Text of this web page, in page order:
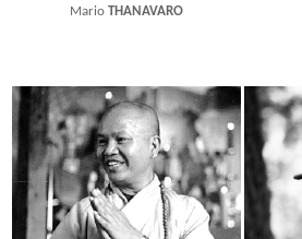
MarioTHANAVARO